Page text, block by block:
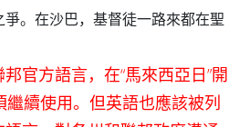
爭。在沙巴，基督徒一路來都在聖
官方語言，在“馬來西亞日”開
續使用。但英語也應該被列